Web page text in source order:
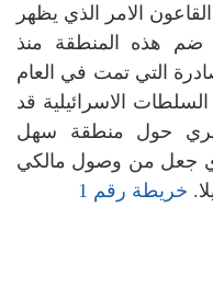
الامر الذي يظهر
و ضم هذه المنطقة منذ
التي تمت في العام
السلطات الاسرائيلية قد
حول منطقة سهل
2006 الامر الذي جعل من وصول مالكي
خريطة رقم 1